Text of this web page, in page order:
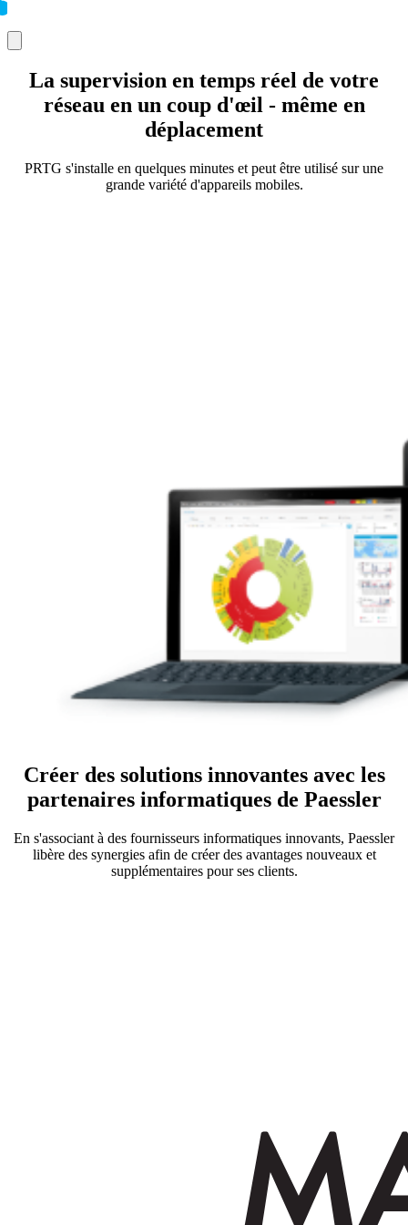
La supervision en temps réel de votre
réseau en un coup d'œil - même en
déplacement
PRTG s'installe en quelques minutes et peut être utilisé sur une
grande variété d'appareils mobiles.
Créer des solutions innovantes avec les
partenaires informatiques de Paessler
En s'associant à des fournisseurs informatiques innovants, Paessler
libère des synergies afin de créer des avantages nouveaux et
supplémentaires pour ses clients.